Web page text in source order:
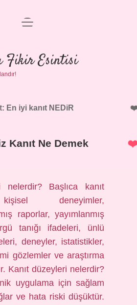
Anasayfa
Gizlilik Politikası
Yasal Uyarı
menüyü
Fikir Esintisi
En iyi kanıt NEDiR
Kanıt Ne Demek
nelerdir? Başlıca kanıt
deneyimler,
raporlar, yayımlanmış
tanığı ifadeleri, ünlü
deneyler, istatistikler,
gözlemler ve araştırma
Kanıt düzeyleri nelerdir?
uygulama için sağlam
ve hata riski düşüktür.